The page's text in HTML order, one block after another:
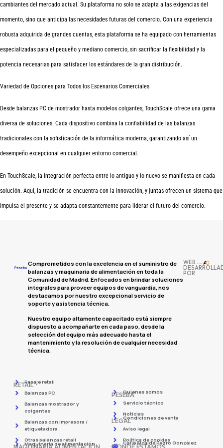
cambiantes del mercado actual. Su plataforma no solo se adapta a las exigencias del
momento, sino que anticipa las necesidades futuras del comercio. Con una experiencia
robusta adquirida de grandes cuentas, esta plataforma se ha equipado con herramientas
especializadas para el pequeño y mediano comercio, sin sacrificar la flexibilidad y la
potencia necesarias para satisfacer los estándares de la gran distribución.
Variedad de Opciones para Todos los Escenarios Comerciales
Desde balanzas PC de mostrador hasta modelos colgantes, TouchScale ofrece una gama
diversa de soluciones. Cada dispositivo combina la confiabilidad de las balanzas
tradicionales con la sofisticación de la informática moderna, garantizando así un
desempeño excepcional en cualquier entorno comercial.
En TouchScale, la integración perfecta entre lo antiguo y lo nuevo se manifiesta en cada
solución. Aquí, la tradición se encuentra con la innovación, y juntas ofrecen un sistema que
impulsa el presente y se adapta constantemente para liderar el futuro del comercio.
Comprometidos con la excelencia en el suministro de
balanzas y maquinaria de alimentación en toda la
Comunidad de Madrid. Enfocados en brindar soluciones
integrales para proveer equipos de vanguardia, nos
destacamos por nuestro excepcional servicio de
soporte y asistencia técnica.
Nuestro equipo altamente capacitado está siempre
dispuesto a acompañarte en cada paso, desde la
selección del equipo más adecuado hasta el
mantenimiento y la resolución de cualquier necesidad
técnica.
WEB
POR
RETAILPesaje retail
Balanzas PC
Balanzas mostrador y
colgantes
Balanzas con impresora /
etiquetadora
Otras balanzas retail
Maquinaria de alimentación
PESEBAQuienes somos
Servicio técnico
Noticias
LEGALCondiciones de venta
Aviso legal
Política de cookies
Calle Alcalde Pedro González